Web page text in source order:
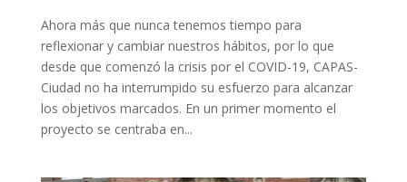
Ahora más que nunca tenemos tiempo para
reflexionar y cambiar nuestros hábitos, por lo que
desde que comenzó la crisis por el COVID-19, CAPAS-
Ciudad no ha interrumpido su esfuerzo para alcanzar
los objetivos marcados. En un primer momento el
proyecto se centraba en...